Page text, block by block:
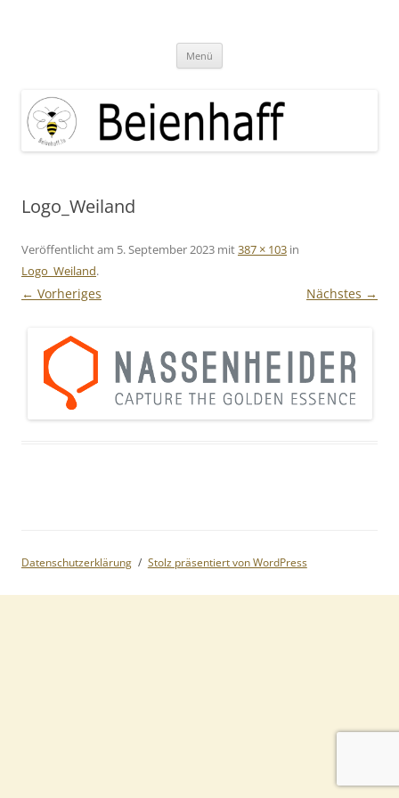
Menü
Logo_Weiland
Veröffentlicht am 5. September 2023 mit387 × 103 in
Logo_Weiland.
← Vorheriges Nächstes →
Datenschutzerklärung Stolz präsentiert von WordPress